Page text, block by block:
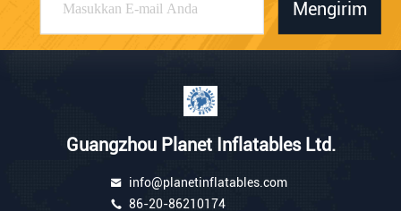
Mengirim
Guangzhou Planet Inflatables Ltd.
info@planetinflatables.com
86-20-86210174